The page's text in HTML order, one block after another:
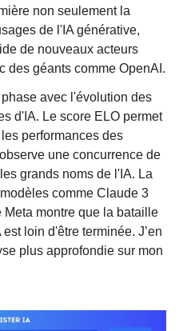
non seulement la
de l'IA générative,
de nouveaux acteurs
des géants comme OpenAI.
avec l'évolution des
d'IA. Le score ELO permet
performances des
une concurrence de
grands noms de l'IA. La
comme Claude 3
montre que la bataille
loin d'être terminée. J’en
plus approfondie sur mon